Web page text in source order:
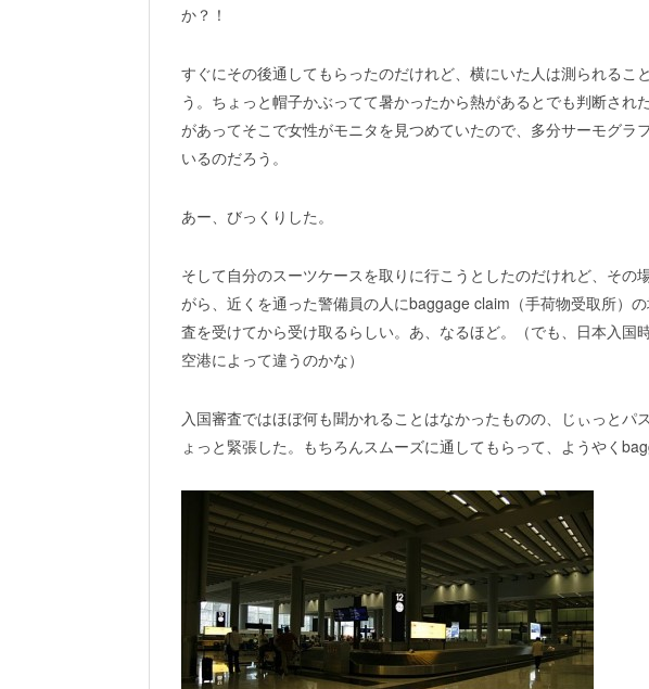
か？！
すぐにその後通してもらったのだけれど、横にいた人は測られるこ
う。ちょっと帽子かぶってて暑かったから熱があるとでも判断され
があってそこで女性がモニタを見つめていたので、多分サーモグラ
いるのだろう。
あー、びっくりした。
そして自分のスーツケースを取りに行こうとしたのだけれど、その
がら、近くを通った警備員の人にbaggage claim（手荷物受取所）
査を受けてから受け取るらしい。あ、なるほど。（でも、日本入国
空港によって違うのかな）
入国審査ではほぼ何も聞かれることはなかったものの、じぃっとパ
ょっと緊張した。もちろんスムーズに通してもらって、ようやく